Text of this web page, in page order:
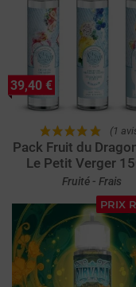
(1
Pack Fruit du
Le Petit Verger
Fruité - Frais
39,40 €
PRIX